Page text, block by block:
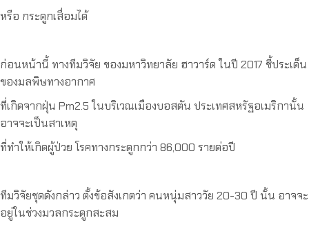
หรือ กระดูกเสื่อมได้
ก่อนหน้านี้ ทางทีมวิจัย ของมหาวิทยาลัย ฮาวาร์ด ในปี 2017 ชี้ประเด็น
ของมลพิษทางอากาศ
ที่เกิดจากฝุ่น Pm2.5 ในบริเวณเมืองบอสตัน ประเทศสหรัฐอเมริกานั้น
อาจจะเป็นสาเหตุ
ที่ทำให้เกิดผู้ป่วย โรคทางกระดูกกว่า 86,000 รายต่อปี
ทีมวิจัยชุดดังกล่าว ตั้งข้อสังเกตว่า คนหนุ่มสาววัย 20-30 ปี นั้น อาจจะ
อยู่ในช่วงมวลกระดูกสะสม